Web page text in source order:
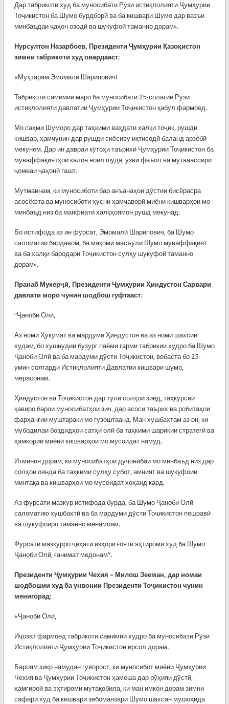
Дар табрикоти худ ба муносибати Рӯзи истиқлолияти Ҷумҳурии
Тоҷикистон ба Шумо бурдборӣ ва ба кишвари Шумо дар вазъи
минбаъдаи ҷаҳон озодӣ ва шукуфоӣ таманно дорам».
Нурсултон Назарбоев, Президенти Ҷумҳурии Қазоқистон
зимни табрикоти худ овардааст:
«Муҳтарам Эмомалӣ Шарипович!
Табрикоти самимии маро ба муносибати 25-солагии Рӯзи
истиқлолияти давлатии Ҷумҳурии Тоҷикистон қабул фармоед.
Мо саҳми Шуморо дар таҳкими ваҳдати халқи тоҷик, рушди
кишвар, ҳамчунин дар рушди сиёсиву иқтисодӣ баланд арзёбӣ
мекунем. Дар ин давраи кӯтоҳи таърихӣ Ҷумҳурии Тоҷикистон ба
муваффақиятҳои калон ноил шуда, узви фаъол ва мутааассири
ҷомеаи ҷаҳонӣ гашт.
Мутмаинам, ки муносиботи бар анъанаҳои дӯстии бисёрасра
асосёфта ва муносиботи ҳусни ҳамҷаворӣ миёни кишварҳои мо
минбаъд низ ба манфиати халқҳоямон рушд мекунад.
Бо истифода аз ин фурсат, Эмомалӣ Шарипович, ба Шумо
саломатии бардавом, ба мақоми масъули Шумо муваффақият
ва ба халқи бародари Тоҷикистон сулҳу шукуфоӣ таманно
дорам».
Пранаб Мукерҷӣ, Президенти Ҷумҳурии Ҳиндустон Сарвари
давлати моро чунин шодбош гуфтааст:
“Ҷаноби Олӣ,
Аз номи Ҳукумат ва мардуми Ҳиндустон ва аз номи шахсии
худам, бо хушнудии бузург паёми гарми табрикии худро ба Шумо
Ҷаноби Олӣ ва ба мардуми дӯсти Тоҷикистон, вобаста бо 25-
умин солгарди Истиқлолияти Давлатии кишвари шумо,
мерасонам.
Ҳиндустон ва Тоҷикистон дар тӯли солҳои зиёд, таҳкурсии
қавиро барои муносибатҳои зич, дар асоси таърих ва робитаҳои
фарҳангии муштараки мо гузоштаанд. Ман хушбахтам аз он, ки
мубодилаи боздидҳои сатҳи олӣ ба таҳкими шарикии стратегӣ ва
ҳамкории миёни кишварҳои мо мусоидат намуд.
Итминон дорам, ки муносибатҳои дуҷонибаи мо минбаъд низ дар
солҳои оянда ба таҳкими сулҳу субот, амният ва шукуфоии
минтақа ва кишварҳои мо мусоидат хоҳанд кард.
Аз фурсати мазкур истифода бурда, ба Шумо Ҷаноби Олӣ
саломатию хушбахтӣ ва ба мардуми дӯсти Тоҷикистон пешравӣ
ва шукуфоиро таманно менамоям.
Фурсати мазкурро ҷиҳати изҳори ғояти эҳтироми худ ба Шумо
Ҷаноби Олӣ, ғанимат медонам”.
Президенти Ҷумҳурии Чехия – Милош Зееман, дар номаи
шодбошии худ ба унвонии Президенти Тоҷикистон чунин
менигорад:
«Ҷаноби Олӣ,
Иҷозат фармоед табрикоти самимии худро ба муносибати Рӯзи
Истиқлолияти Ҷумҳурии Тоҷикистон ирсол дорам.
Бароям зикр намудан гуворост, ки муносибот миёни Ҷумҳурии
Чехия ва Ҷумҳурии Тоҷикистон ҳамеша дар рӯҳияи дӯстӣ,
ҳамгироӣ ва эҳтироми мутақобила, ки ман имкон дорам зимни
сафари худ ба кишвари зебоманзари Шумо шахсан мушоҳида